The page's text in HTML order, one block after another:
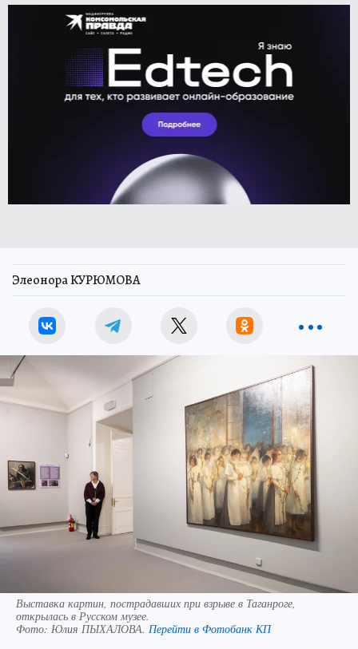
Элеонора КУРЮМОВА
Выставка картин, пострадавших при взрыве в Таганроге,
открылась в Русском музее.
Фото: Юлия ПЫХАЛОВА. Перейти в Фотобанк КП